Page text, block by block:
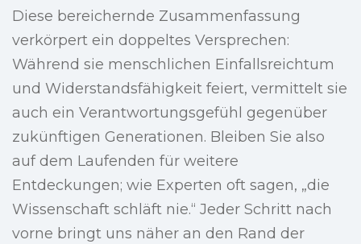
Diese bereichernde Zusammenfassung
verkörpert ein doppeltes Versprechen:
Während sie menschlichen Einfallsreichtum
und Widerstandsfähigkeit feiert, vermittelt sie
auch ein Verantwortungsgefühl gegenüber
zukünftigen Generationen. Bleiben Sie also
auf dem Laufenden für weitere
Entdeckungen; wie Experten oft sagen, „die
Wissenschaft schläft nie.“ Jeder Schritt nach
vorne bringt uns näher an den Rand der